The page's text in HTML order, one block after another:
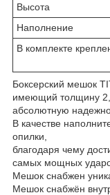
Высота
Наполнение
В комплекте
Боксерский мешок
имеющий толщину
абсолютную
В качестве
опилки,
благодаря чему
самых мощных
Мешок снабжен
Мешок снабжён